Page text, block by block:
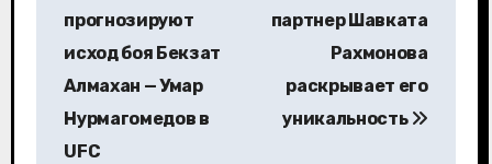
прогнозируют
исход боя Бекзат
Алмахан — Умар
Нурмагомедов в
UFC
партнер Шавката
Рахмонова
раскрывает его
уникальность